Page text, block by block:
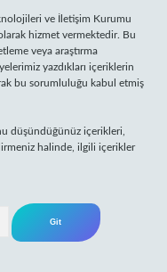
ve İletişim Kurumu
hizmet vermektedir. Bu
veya araştırma
yazdıkları içeriklerin
bu sorumluluğu kabul etmiş
düşündüğünüz içerikleri,
halinde, ilgili içerikler